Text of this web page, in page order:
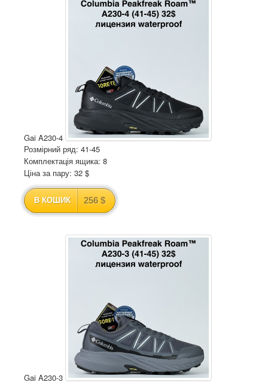
Gai A230-4
Розмірний ряд: 41-45
Комплектація ящика: 8
Ціна за пару: 32 $
В КОШИК 256 $
Gai A230-3